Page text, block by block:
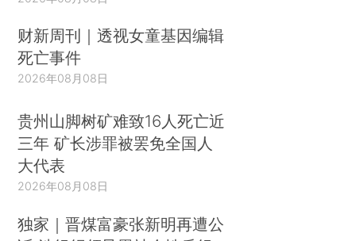
财新周刊｜透视女童基因编辑
死亡事件
2026年08月08日
贵州山脚树矿难致16人死亡近
三年 矿长涉罪被罢免全国人
大代表
2026年08月08日
独家｜晋煤富豪张新明再遭公